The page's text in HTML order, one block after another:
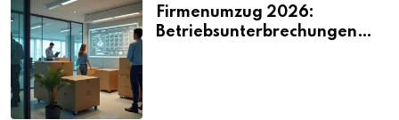
Firmenumzug 2026:
Betriebsunterbrechungen